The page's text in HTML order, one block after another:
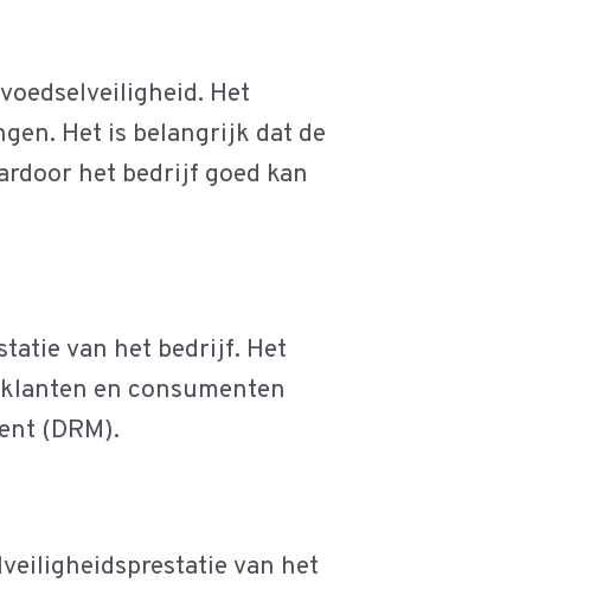
Het
Het is belangrijk dat de
het bedrijf goed kan
van het bedrijf. Het
en consumenten
(DRM).
van het